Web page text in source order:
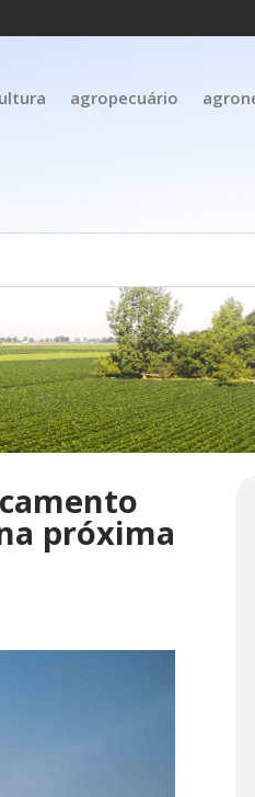
agropecuário
próxima